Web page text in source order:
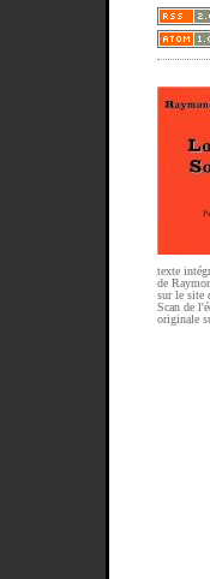
texte
de
sur le site
Scan de
originale